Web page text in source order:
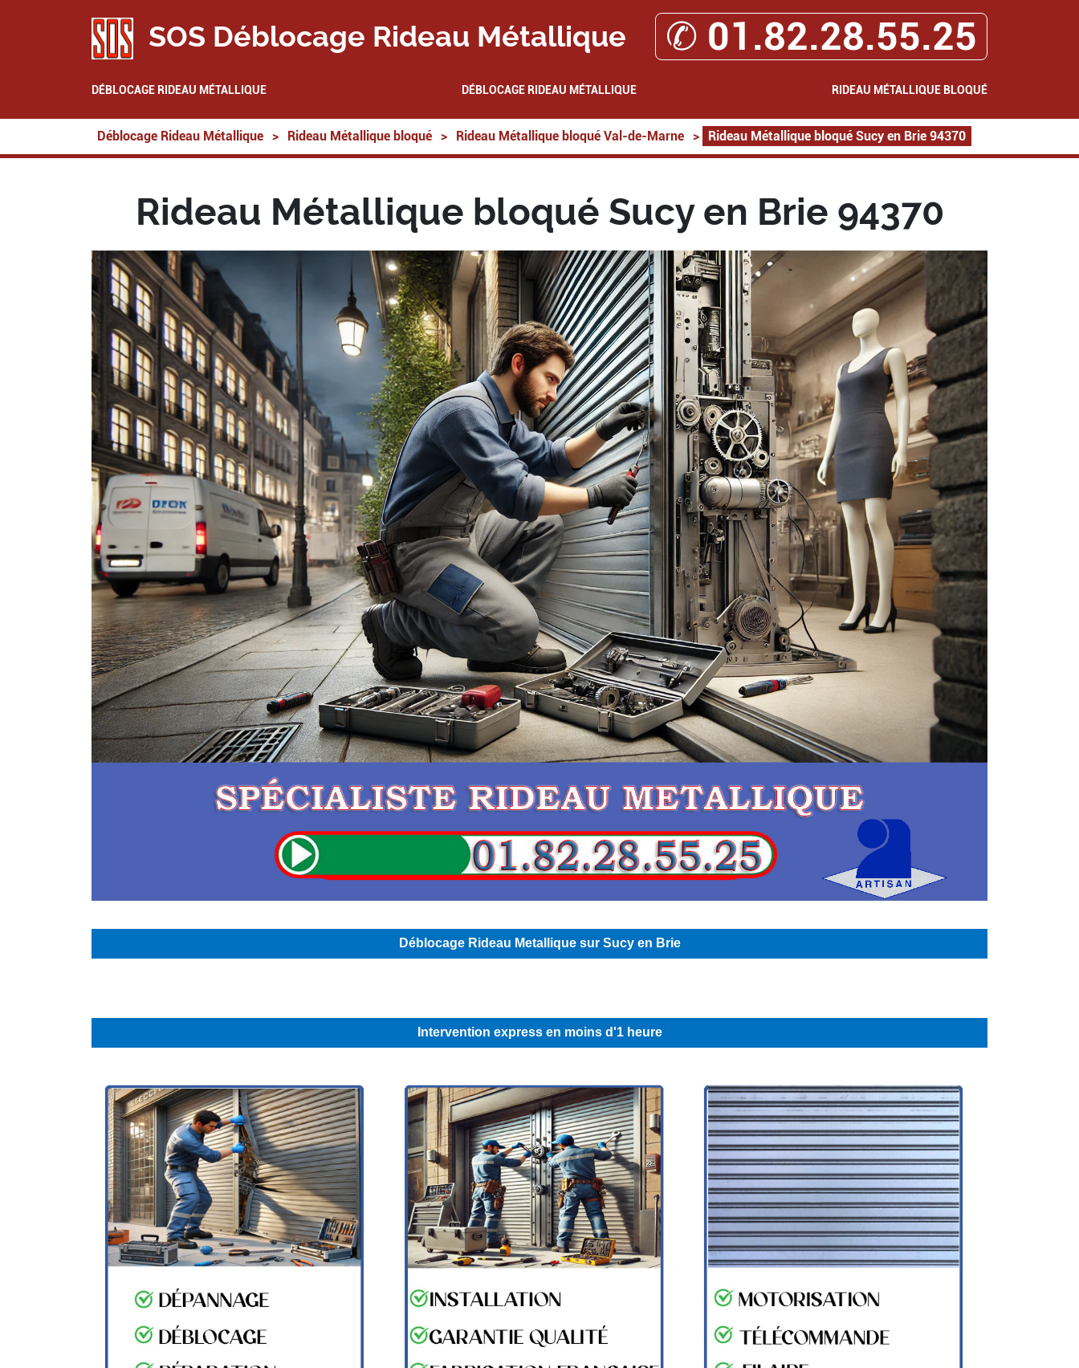
SOS Déblocage Rideau Métallique ✆ 01.82.28.55.25
DÉBLOCAGE RIDEAU MÉTALLIQUE DÉBLOCAGE RIDEAU MÉTALLIQUE RIDEAU MÉTALLIQUE BLOQUÉ
Déblocage Rideau Métallique > Rideau Métallique bloqué > Rideau Métallique bloqué Val-de-Marne > Rideau Métallique bloqué Sucy en Brie 94370
Rideau Métallique bloqué Sucy en Brie 94370
Déblocage Rideau Metallique sur Sucy en Brie
Intervention express en moins d'1 heure